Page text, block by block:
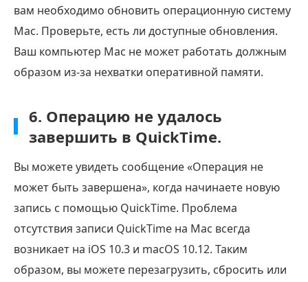
вам необходимо обновить операционную систему
Mac. Проверьте, есть ли доступные обновления.
Ваш компьютер Mac не может работать должным
образом из-за нехватки оперативной памяти.
6. Операцию не удалось
завершить в QuickTime.
Вы можете увидеть сообщение «Операция не
может быть завершена», когда начинаете новую
запись с помощью QuickTime. Проблема
отсутствия записи QuickTime на Mac всегда
возникает на iOS 10.3 и macOS 10.12. Таким
образом, вы можете перезагрузить, сбросить или